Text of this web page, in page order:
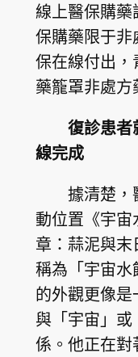
線上醫保購
保購藥限于
保在線付出
藥籠罩非處方
復診患者
線完成
據清楚，
動位置《宇
章：蒜泥與
稱為「宇宙
的外觀更像是
與「宇宙」或
係。他正在